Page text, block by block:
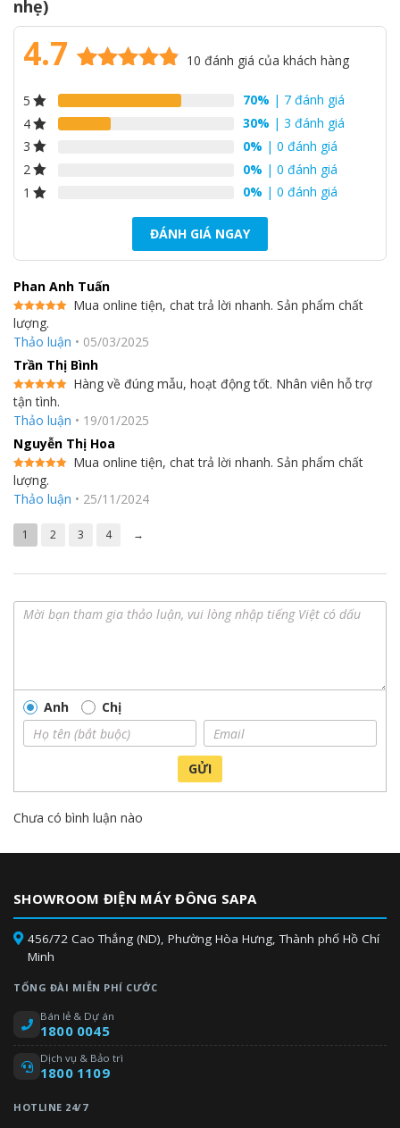
R410A
Model dàn lạnh Mitsubishi FDTC-KXZE1 sử dụng môi chất làm
lạnh là Gas R410A rất được ưa chuộng vì có hiệu suất làm lạnh
cao, giảm điện năng tiêu thụ, thân thiện với môi trường và
không gây hiệu ứng nhà kính.
nhẹ)
4.7
dựa trên
đánh giá
10 đánh giá của khách hàng
5 70% | 7 đánh giá
4
30% | 3 đánh giá
3
0% | 0 đánh giá
2
0% | 0 đánh giá
1
0% | 0 đánh giá
ĐÁNH GIÁ NGAY
Phan Anh Tuấn
Được xếp
hạng55
sao
Mua online tiện, chat trả lời nhanh. Sản phẩm chất
lượng.
Thảo luận • 05/03/2025
Trần Thị Bình
Được xếp
hạng5 5
sao
Hàng về đúng mẫu, hoạt động tốt. Nhân viên hỗ trợ
tận tình.
Thảo luận • 19/01/2025
Nguyễn Thị Hoa
Được xếp
hạng55
sao
Mua online tiện, chat trả lời nhanh. Sản phẩm chất
lượng.
Thảo luận • 25/11/2024
1 2 3 4 →
Anh Chị
GỬI
Chưa có bình luận nào
SHOWROOM ĐIỆN MÁY ĐÔNG SAPA
456/72 Cao Thắng (ND), Phường Hòa Hưng, Thành phố Hồ Chí
Minh
TỔNG ĐÀI MIỄN PHÍ CƯỚC
Bán lẻ & Dự án
1800 0045
Dịch vụ & Bảo trì
1800 1109
HOTLINE 24/7